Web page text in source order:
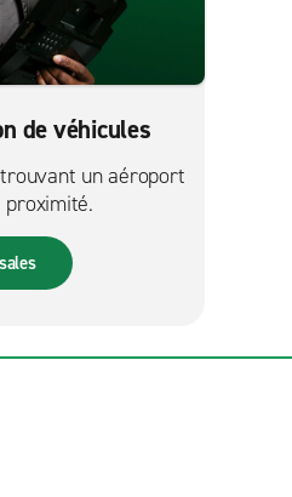
de véhicules
un aéroport
proximité.